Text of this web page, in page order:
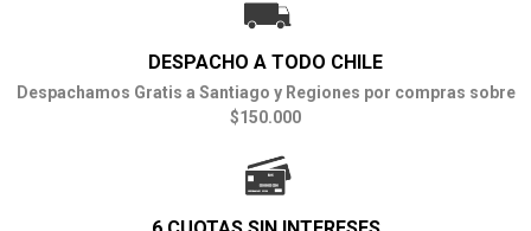
DESPACHO A TODO CHILE
Despachamos Gratis a Santiago y Regiones por compras sobre
$150.000